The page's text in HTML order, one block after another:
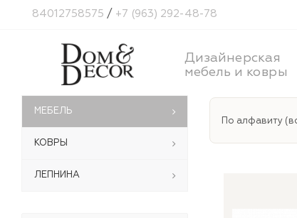
84012758575 / +7 (963) 292-48-78
Дизайнерская
мебель и ковры
По алфавиту
МЕБЕЛЬ
КОВРЫ
ЛЕПНИНА